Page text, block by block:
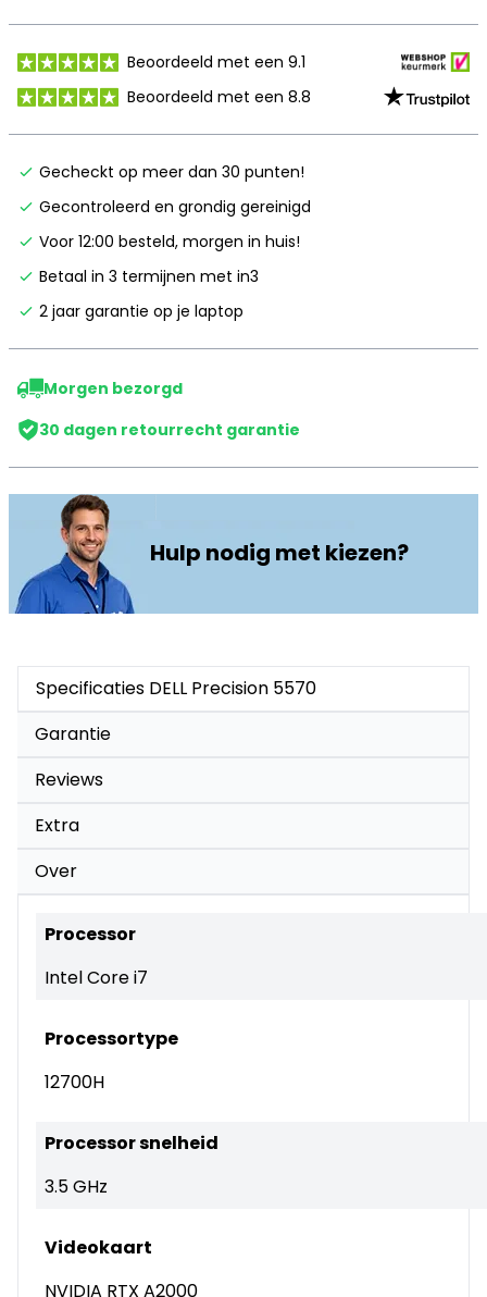
Beoordeeld met een 9.1
Beoordeeld met een 8.8
Gecheckt op meer dan 30 punten!
Gecontroleerd en grondig gereinigd
Voor 12:00 besteld, morgen in huis!
Betaal in 3 termijnen met in3
2 jaar garantie op je laptop
Morgen bezorgd
30 dagen retourrecht garantie
Hulp nodig met kiezen?
Specificaties DELL Precision 5570
Garantie
Reviews
Extra
Over
Processor
Intel Core i7
Processortype
12700H
Processor snelheid
3.5 GHz
Videokaart
NVIDIA RTX A2000